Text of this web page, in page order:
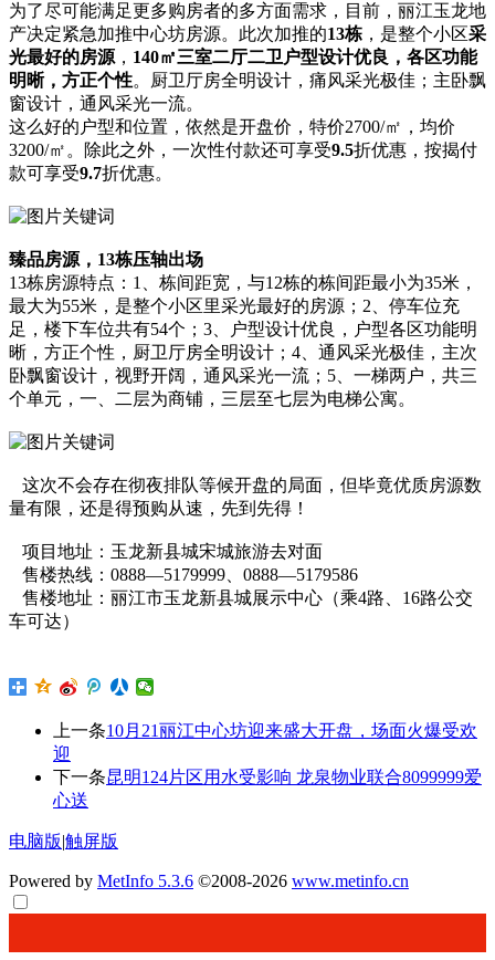
为了尽可能满足更多购房者的多方面需求，目前，丽江玉龙地
产决定紧急加推中心坊房源。此次加推的13栋 ，是整个小区采
光最好的房源 ， 140㎡三室二厅二卫户型设计优良，各区功能
明晰，方正个性。厨卫厅房全明设计，痛风采光极佳；主卧飘
窗设计，通风采光一流。
这么好的户型和位置，依然是开盘价，特价2700/㎡，均价
3200/㎡。除此之外，一次性付款还可享受9.5折优惠，按揭付
款可享受9.7折优惠。
臻品房源，13栋压轴出场
13栋房源特点：1、栋间距宽，与12栋的栋间距最小为35米，
最大为55米，是整个小区里采光最好的房源；2、停车位充
足，楼下车位共有54个；3、户型设计优良，户型各区功能明
晰，方正个性，厨卫厅房全明设计；4、通风采光极佳，主次
卧飘窗设计，视野开阔，通风采光一流；5、一梯两户，共三
个单元，一、二层为商铺，三层至七层为电梯公寓。
这次不会存在彻夜排队等候开盘的局面，但毕竟优质房源数
量有限，还是得预购从速，先到先得！
项目地址：玉龙新县城宋城旅游去对面
售楼热线：0888—5179999、0888—5179586
售楼地址：丽江市玉龙新县城展示中心（乘4路、16路公交
车可达）
上一条10月21丽江中心坊迎来盛大开盘，场面火爆受欢
迎
下一条昆明124片区用水受影响 龙泉物业联合8099999爱
心送
电脑版|触屏版
Powered by MetInfo 5.3.6 ©2008-2026 www.metinfo.cn